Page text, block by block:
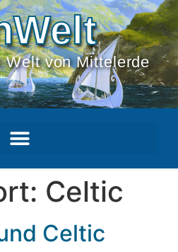
Welt von Mittelerde
Celtic
Celtic